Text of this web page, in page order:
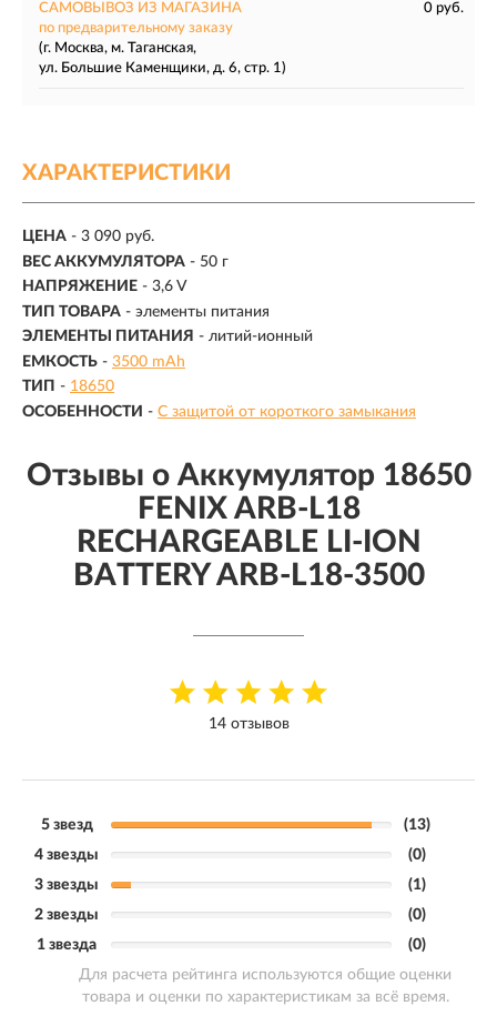
САМОВЫВОЗ ИЗ МАГАЗИНА
0 руб.
по предварительному заказу
(г. Москва, м. Таганская,
ул. Большие Каменщики, д. 6, стр. 1)
ХАРАКТЕРИСТИКИ
ЦЕНА - 3 090 руб.
ВЕС АККУМУЛЯТОРА - 50 г
НАПРЯЖЕНИЕ - 3,6 V
ТИП ТОВАРА - элементы питания
ЭЛЕМЕНТЫ ПИТАНИЯ - литий-ионный
ЕМКОСТЬ - 3500 mAh
ТИП - 18650
ОСОБЕННОСТИ - С защитой от короткого замыкания
Отзывы о Аккумулятор 18650
FENIX ARB-L18
RECHARGEABLE LI-ION
BATTERY ARB-L18-3500
14 отзывов
5 звезд
(13)
4 звезды
(0)
3 звезды
(1)
2 звезды
(0)
1 звезда
(0)
Для расчета рейтинга используются общие оценки
товара и оценки по характеристикам за всё время.